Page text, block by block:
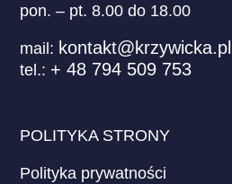
pon. – pt. 8.00 do 18.00
mail: kontakt@krzywicka.pl
tel.: + 48 794 509 753
POLITYKA STRONY
Polityka prywatności